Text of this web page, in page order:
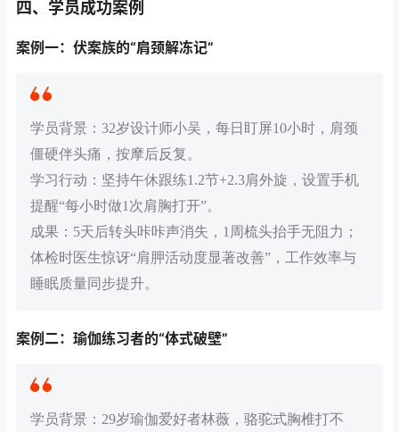
四、学员成功案例
案例一：伏案族的“肩颈解冻记”
学员背景：32岁设计师小吴，每日盯屏10小时，肩颈
僵硬伴头痛，按摩后反复。
学习行动：坚持午休跟练1.2节+2.3肩外旋，设置手机
提醒“每小时做1次肩胸打开”。
成果：5天后转头咔咔声消失，1周梳头抬手无阻力；
体检时医生惊讶“肩胛活动度显著改善”，工作效率与
睡眠质量同步提升。
案例二：瑜伽练习者的“体式破壁”
学员背景：29岁瑜伽爱好者林薇，骆驼式胸椎打不